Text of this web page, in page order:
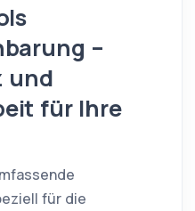
–
und
für Ihre
für die